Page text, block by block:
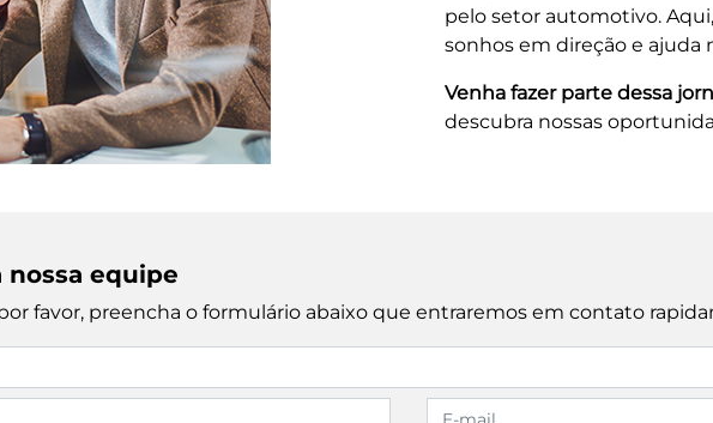
pelo setor automotivo.
sonhos em direção e ajuda
Venha fazer parte dessa
descubra nossas
equipe
favor, preencha o formulário abaixo que entraremos em contato